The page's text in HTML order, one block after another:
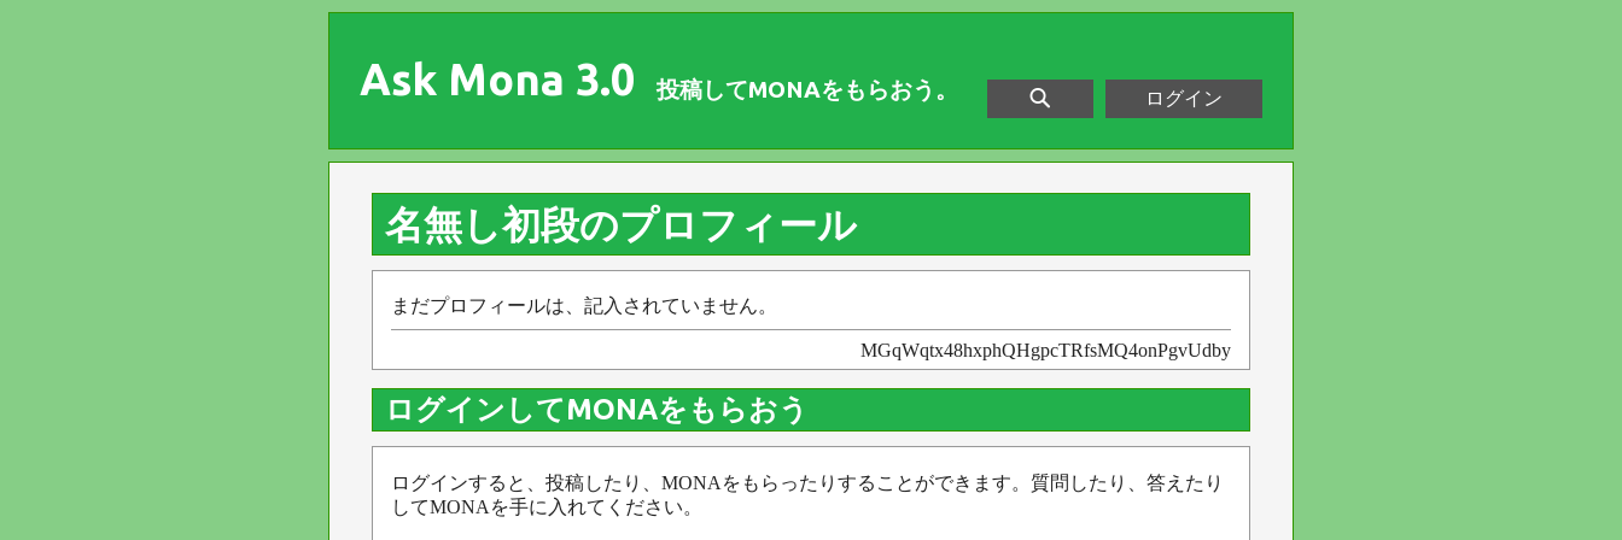
Ask Mona 3.0 投稿してMONAをもらおう。 ログイン
名無し初段のプロフィール
まだプロフィールは、記入されていません。
MGqWqtx48hxphQHgpcTRfsMQ4onPgvUdby
ログインしてMONAをもらおう
ログインすると、投稿したり、MONAをもらったりすることができます。質問したり、答えたり
してMONAを手に入れてください。